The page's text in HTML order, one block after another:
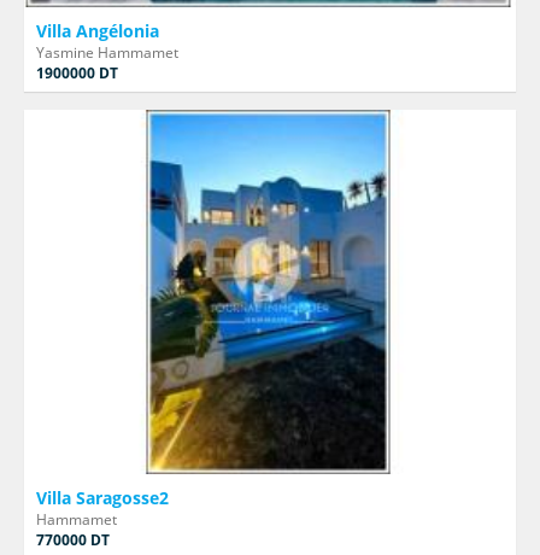
Villa Angélonia
Yasmine Hammamet
1900000 DT
Villa Saragosse2
Hammamet
770000 DT